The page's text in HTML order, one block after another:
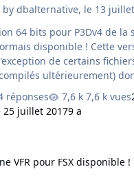
bydbalternative, le 13
64 bits pour P3Dv4 de la
! Cette version est au format 64
de certains
ultérieurement)
la version FSX existante. La version P3D v2/v3
était une version FSX
dans les prochains
produits qui se
réponses 7,6 k vues
25 juillet 20179 a
VFR pour FSX disponible !